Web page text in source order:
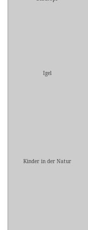
Igel
Kinder in der Natur